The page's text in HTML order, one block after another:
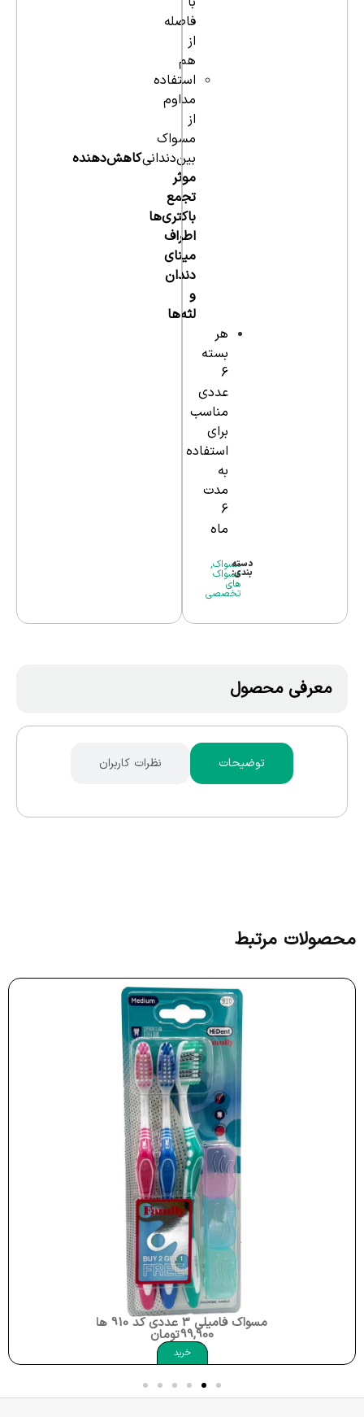
فاصله
از
هم
استفاده
مداوم
از
مسواک
بین‌دندانیکاهش‌دهنده
موثر
تجمع
باکتری‌ها
اطراف
مینای
دندان
و
لثه‌ها
هر
بسته
6
عددی
مناسب
برای
استفاده
به
مدت
6
ماه
مسواک,
مسواک
های
تخصصی
دسته
بندی:
معرفی محصول
توضیحات نظرات کاربران
محصولات مرتبط
مسواک سوپرتیپ متوسط کد 917 برند های دنت Hi Dent Toothbrush Supertip Medium